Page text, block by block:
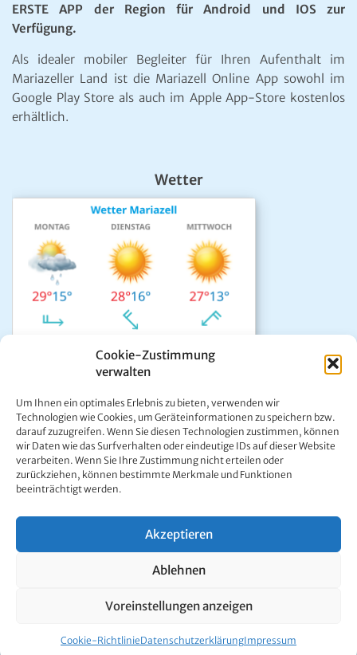
Cookie-Zustimmung
verwalten
Um Ihnen ein optimales Erlebnis zu bieten, verwenden wir
Technologien wie Cookies, um Geräteinformationen zu speichern bzw.
darauf zuzugreifen. Wenn Sie diesen Technologien zustimmen, können
wir Daten wie das Surfverhalten oder eindeutige IDs auf dieser Website
verarbeiten. Wenn Sie Ihre Zustimmung nicht erteilen oder
zurückziehen, können bestimmte Merkmale und Funktionen
beeinträchtigt werden.
Akzeptieren
Ablehnen
Voreinstellungen anzeigen
Cookie-RichtlinieDatenschutzerklärungImpressum
ERSTE APP der Region für Android und IOS zur
Verfügung.
Als idealer mobiler Begleiter für Ihren Aufenthalt im
Mariazeller Land ist die Mariazell Online App sowohl im
Google Play Store als auch im Apple App-Store kostenlos
erhältlich.
Wetter
Das aktuelle Wetter in Mariazell
Unwetter Warnzentrale
Satellitenbild GeoSphere
ÖAMTC Verkehrsservice
Ing. Werner Girrer | Wiener Straße 64 | A-8630 Mariazell |
Mariazell Online © 1997 - 2026. Alle Rechte vorbehalten.
Impressum|Datenschutzerklärung